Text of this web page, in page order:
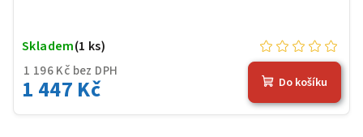
1 196 Kč bez DPH
1 447 Kč
Skladem(1 ks)
Do košíku